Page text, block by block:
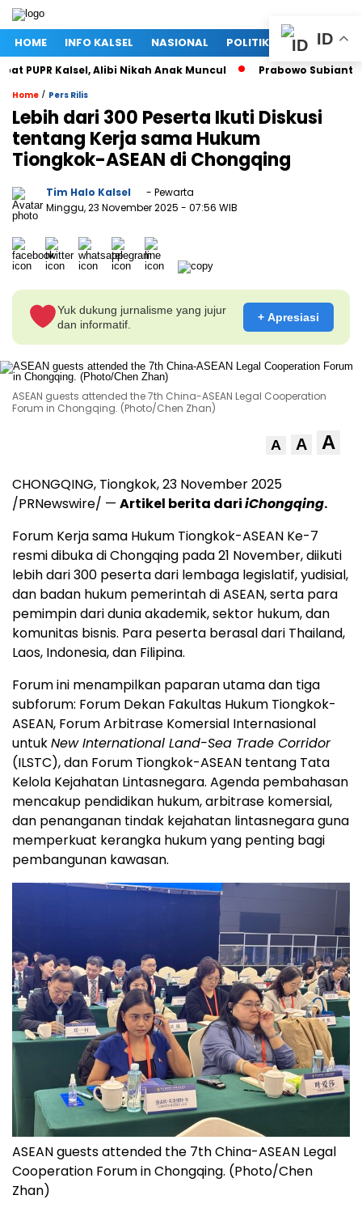
HOME INFO KALSEL NASIONAL POLITIK EKONOMI
Kalsel, Alibi Nikah Anak Muncul Prabowo Subianto
Home / Pers Rilis
Lebih dari 300 Peserta Ikuti Diskusi
tentang Kerja sama Hukum
Tiongkok-ASEAN di Chongqing
Tim Halo Kalsel
- Pewarta
Minggu, 23 November 2025 - 07:56 WIB
Yuk dukung jurnalisme yang jujur
dan informatif.
+ Apresiasi
ASEAN guests attended the 7th China-ASEAN Legal Cooperation
Forum in Chongqing. (Photo/Chen Zhan)
A A A
CHONGQING, Tiongkok,23 November 2025
/PRNewswire/ — Artikel berita dariiChongqing.
Forum Kerja sama Hukum Tiongkok-ASEAN Ke-7
resmi dibuka diChongqing pada 21 November, diikuti
lebih dari 300 peserta dari lembaga legislatif, yudisial,
dan badan hukum pemerintah di ASEAN, serta para
pemimpin dari dunia akademik, sektor hukum, dan
komunitas bisnis. Para peserta berasal dari Thailand,
Laos, Indonesia, dan Filipina.
Forum ini menampilkan paparan utama dan tiga
subforum: Forum Dekan Fakultas Hukum Tiongkok-
ASEAN, Forum Arbitrase Komersial Internasional
untukNew International Land-Sea Trade Corridor
(ILSTC), dan Forum Tiongkok-ASEAN tentang Tata
Kelola Kejahatan Lintasnegara. Agenda pembahasan
mencakup pendidikan hukum, arbitrase komersial,
dan penanganan tindak kejahatan lintasnegara guna
memperkuat kerangka hukum yang penting bagi
pembangunan kawasan.
ASEAN guests attended the 7th China-ASEAN Legal
Cooperation Forum in Chongqing. (Photo/Chen
Zhan)
ID